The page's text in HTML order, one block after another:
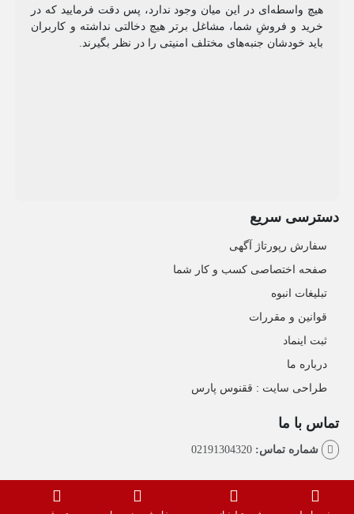
هیچ واسطه‌ای در این میان وجود ندارد، پس دقت فرمایید که در
خرید و فروشِ شما، مشاغل برتر هیچ دخالتی نداشته و کاربران
باید خودشان جنبه‌های مختلف امنیتی را در نظر بگیرند.
دسترسی سریع
سفارش رپورتاژ آگهی
صفحه اختصاصی کسب و کار شما
تبلیغات انبوه
قوانین و مقررات
ثبت اینماد
درباره ما
طراحی سایت : ققنوس پارس
تماس با ما
شماره تماس:02191304320